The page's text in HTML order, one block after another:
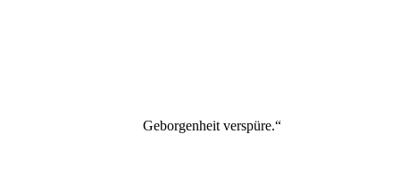
Geborgenheit verspüre.“